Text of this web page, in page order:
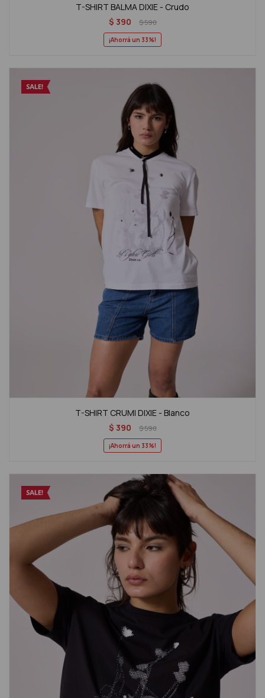
T-SHIRT BALMA DIXIE - Crudo
$ 390 $590
33
T-SHIRT CRUMI DIXIE - Blanco
$ 390 $590
33